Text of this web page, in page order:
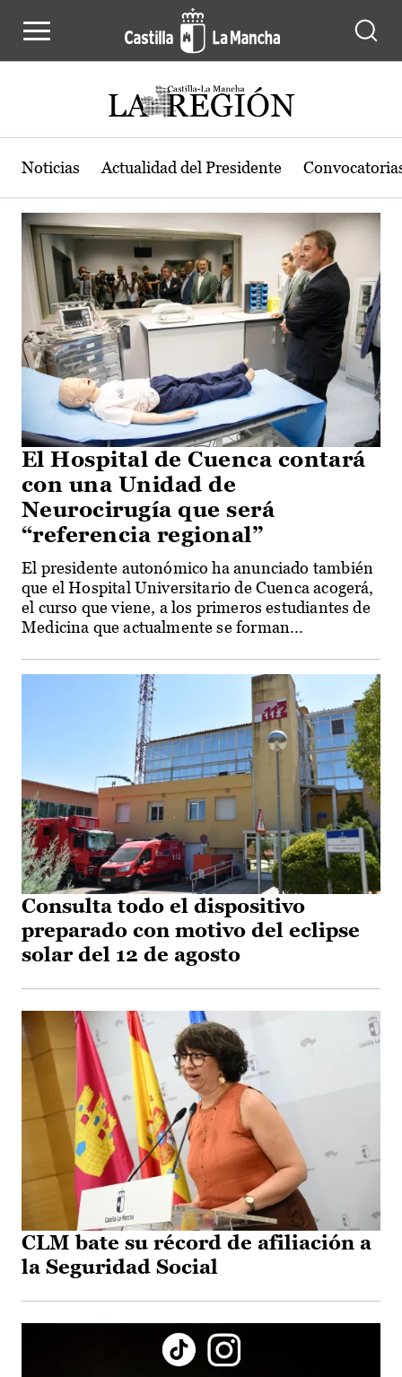
Actualidad de la región de Castilla-
Noticias Actualidad del Presidente
El Hospital de Cuenca contará
con una Unidad de
Neurocirugía que será
“referencia regional”
El presidente autonómico ha anunciado también
que el Hospital Universitario de Cuenca acogerá,
el curso que viene, a los primeros estudiantes de
Medicina que actualmente se forman...
Consulta todo el dispositivo
preparado con motivo del eclipse
solar del 12 de agosto
CLM bate su récord de afiliación a
la Seguridad Social